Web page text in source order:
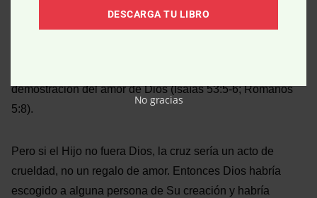
demostración del amor de Dios (Isaías 53:5-6; Romanos
5:8).
Pero si el Hijo no fuera Dios, la cruz sería un acto de
crueldad, no un regalo de amor. Entonces Dios habría
escogido a alguna persona de Su creación y habría
DESCARGA TU LIBRO
No gracias